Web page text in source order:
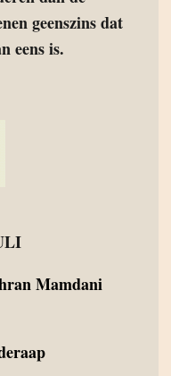
geenszins dat
eens is.
Mamdani